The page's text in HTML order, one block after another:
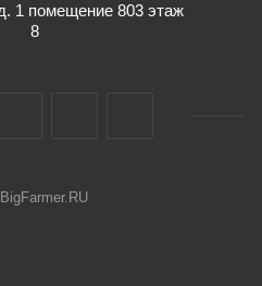
1 помещение 803 этаж
8